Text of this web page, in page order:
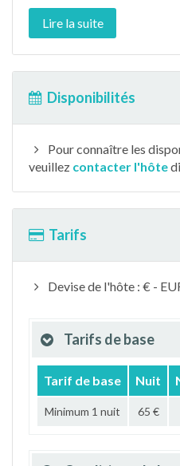
Lire la suite
Disponibilités
Pour connaître les
veuillez contacter l'hôte
Tarifs
Devise de l'hôte : € -
Tarifs de base
Tarif de base Nuit
Minimum 1 nuit 65 €